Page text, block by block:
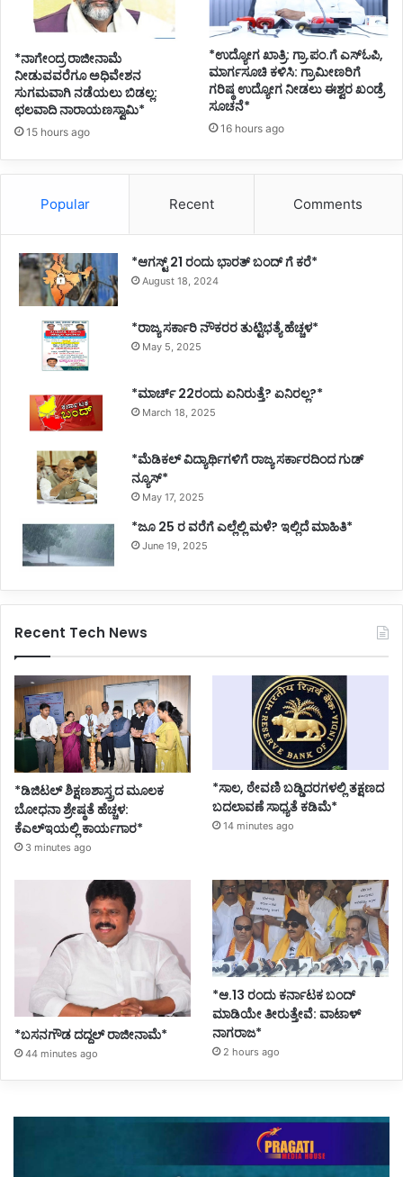
*ನಾಗೇಂದ್ರ ರಾಜೀನಾಮೆ
ನೀಡುವವರೆಗೂ ಅಧಿವೇಶನ
ಸುಗಮವಾಗಿ ನಡೆಯಲು ಬಿಡಲ್ಲ:
ಛಲವಾದಿ ನಾರಾಯಣಸ್ವಾಮಿ*
15 hours ago
*ಉದ್ಯೋಗ ಖಾತ್ರಿ: ಗ್ರಾ.ಪಂ.ಗೆ ಎಸ್ಓಪಿ,
ಮಾರ್ಗಸೂಚಿ ಕಳಿಸಿ: ಗ್ರಾಮೀಣರಿಗೆ
ಗರಿಷ್ಠ ಉದ್ಯೋಗ ನೀಡಲು ಈಶ್ವರ ಖಂಡ್ರೆ
ಸೂಚನೆ*
16 hours ago
Popular Recent Comments
*ಆಗಸ್ಟ್ 21 ರಂದು ಭಾರತ್‌ ಬಂದ್‌ ಗೆ ಕರೆ*
August 18, 2024
*ರಾಜ್ಯ ಸರ್ಕಾರಿ ನೌಕರರ ತುಟ್ಟಿಭತ್ಯೆ ಹೆಚ್ಚಳ*
May 5, 2025
*ಮಾರ್ಚ್ 22ರಂದು ಏನಿರುತ್ತೆ? ಏನಿರಲ್ಲ?*
March 18, 2025
*ಮೆಡಿಕಲ್ ವಿದ್ಯಾರ್ಥಿಗಳಿಗೆ ರಾಜ್ಯ ಸರ್ಕಾರದಿಂದ ಗುಡ್
ನ್ಯೂಸ್*
May 17, 2025
*ಜೂ 25 ರ ವರೆಗೆ ಎಲ್ಲೆಲ್ಲಿ ಮಳೆ? ಇಲ್ಲಿದೆ ಮಾಹಿತಿ*
June 19, 2025
Recent Tech News
*ಡಿಜಿಟಲ್ ಶಿಕ್ಷಣಶಾಸ್ತ್ರದ ಮೂಲಕ
ಬೋಧನಾ ಶ್ರೇಷ್ಠತೆ ಹೆಚ್ಚಳ:
ಕೆಎಲ್ಇಯಲ್ಲಿ ಕಾರ್ಯಗಾರ*
3 minutes ago
*ಸಾಲ, ಠೇವಣಿ ಬಡ್ಡಿದರಗಳಲ್ಲಿ ತಕ್ಷಣದ
ಬದಲಾವಣೆ ಸಾಧ್ಯತೆ ಕಡಿಮೆ*
14 minutes ago
*ಬಸನಗೌಡ ದದ್ದಲ್‌ ರಾಜೀನಾಮೆ*
44 minutes ago
*ಆ.13 ರಂದು ಕರ್ನಾಟಕ ಬಂದ್
ಮಾಡಿಯೇ ತೀರುತ್ತೇವೆ: ವಾಟಾಳ್
ನಾಗರಾಜ*
2 hours ago